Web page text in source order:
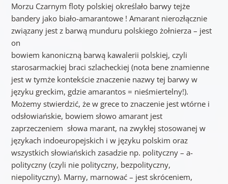
Morzu Czarnym floty polskiej określało barwy tejże
bandery jako biało-amarantowe ! Amarant nierozłącznie
związany jest z barwą munduru polskiego żołnierza – jest
on
bowiem kanoniczną barwą kawalerii polskiej, czyli
starosarmackiej braci szlacheckiej (nota bene znamienne
jest w tymże kontekście znaczenie nazwy tej barwy w
języku greckim, gdzie amarantos = nieśmiertelny!).
Możemy stwierdzić, że w grece to znaczenie jest wtórne i
odsłowiańskie, bowiem słowo amarant jest
zaprzeczeniem słowa marant, na zwykłej stosowanej w
językach indoeuropejskich i w języku polskim oraz
wszystkich słowiańskich zasadzie np. polityczny – a-
polityczny (czyli nie polityczny, bezpolityczny,
niepolityczny). Marny, marnować – jest skróceniem,